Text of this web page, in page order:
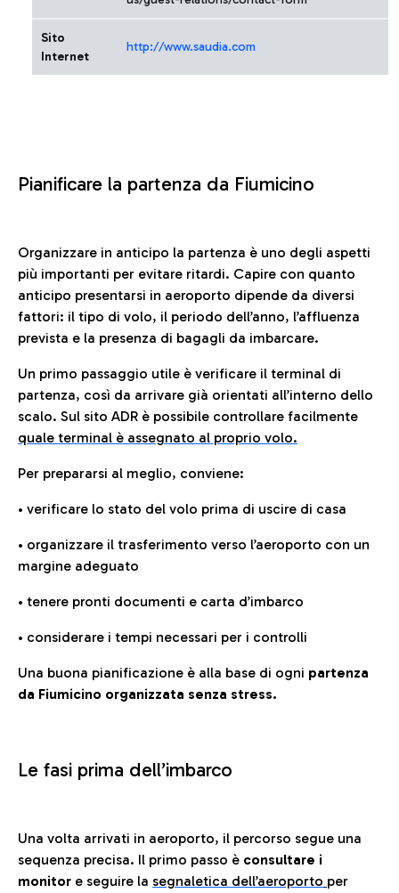
Sito
Internet
http://www.saudia.com
Pianificare la partenza da Fiumicino
Organizzare in anticipo la partenza è uno degli aspetti
più importanti per evitare ritardi. Capire con quanto
anticipo presentarsi in aeroporto dipende da diversi
fattori: il tipo di volo, il periodo dell’anno, l’affluenza
prevista e la presenza di bagagli da imbarcare.
Un primo passaggio utile è verificare il terminal di
partenza, così da arrivare già orientati all’interno dello
scalo. Sul sito ADR è possibile controllare facilmente
quale terminal è assegnato al proprio volo.
Per prepararsi al meglio, conviene:
• verificare lo stato del volo prima di uscire di casa
• organizzare il trasferimento verso l’aeroporto con un
margine adeguato
• tenere pronti documenti e carta d’imbarco
• considerare i tempi necessari per i controlli
Una buona pianificazione è alla base di ogni partenza
da Fiumicino organizzata senza stress.
Le fasi prima dell’imbarco
Una volta arrivati in aeroporto, il percorso segue una
sequenza precisa. Il primo passo è consultare i
monitor e seguire la segnaletica dell’aeroporto per